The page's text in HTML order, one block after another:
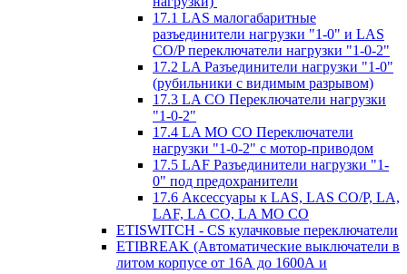
17.1 LAS малогабаритные
разъединители нагрузки "1-0" и LAS
CO/P переключатели нагрузки "1-0-2"
17.2 LA Разъединители нагрузки "1-0"
(рубильники с видимым разрывом)
17.3 LA CO Переключатели нагрузки
"1-0-2"
17.4 LA MO CO Переключатели
нагрузки "1-0-2" с мотор-приводом
17.5 LAF Разъединители нагрузки "1-
0" под предохранители
17.6 Аксессуары к LAS, LAS CO/P, LA,
LAF, LA CO, LA MO CO
ETISWITCH - CS кулачковые переключатели
ETIBREAK (Автоматические выключатели в
литом корпусе от 16А до 1600А и